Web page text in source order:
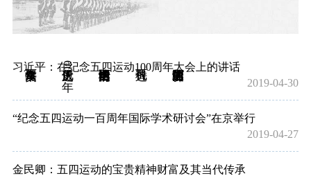
近代史所60年
习近平：在纪念五四运动100周年大会上的讲话
2019-04-30
“纪念五四运动一百周年国际学术研讨会”在京举行
2019-04-27
金民卿：五四运动的宝贵精神财富及其当代传承